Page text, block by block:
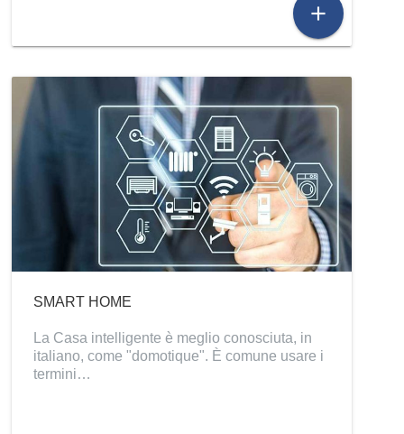
add
SMART HOME
La Casa intelligente è meglio conosciuta, in
italiano, come "domotique". È comune usare i
termini…